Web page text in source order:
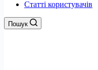
Статті користувачів
Пошук